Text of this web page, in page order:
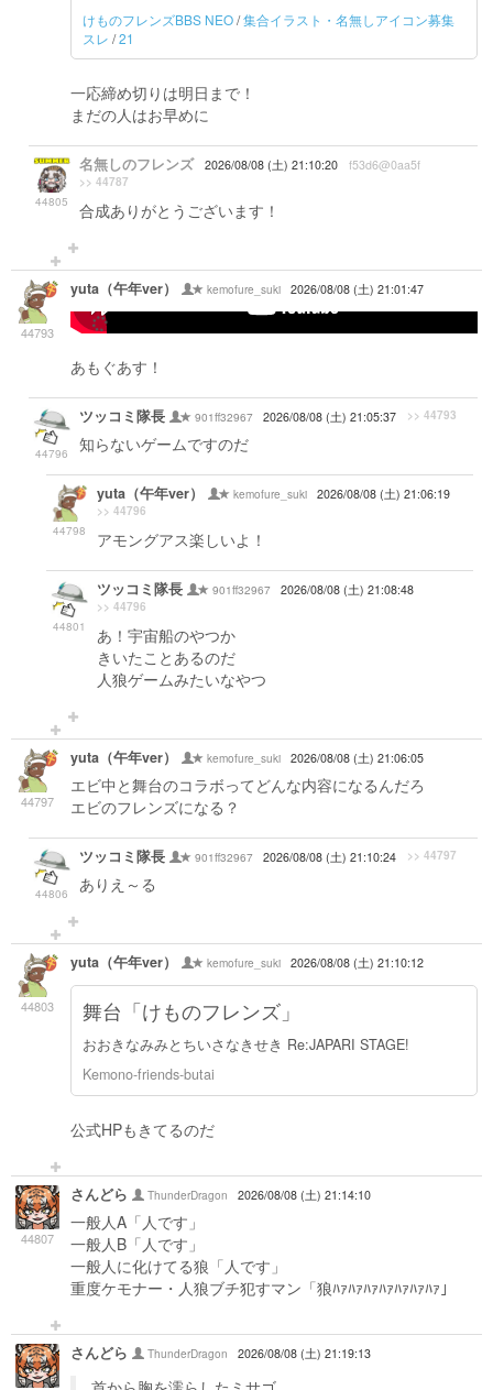
けものフレンズBBS NEO/集合イラスト・名無しアイコン募集
スレ /21
一応締め切りは明日まで！
まだの人はお早めに
44805
名無しのフレンズ 2026/08/08 (土) 21:10:20 f53d6@0aa5f
>> 44787
合成ありがとうございます！
44793
yuta（午年ver） kemofure_suki 2026/08/08 (土) 21:01:47
-->
あもぐあす！
44796
ツッコミ隊長 901ff32967 2026/08/08 (土) 21:05:37 >> 44793
知らないゲームですのだ
44798
yuta（午年ver） kemofure_suki 2026/08/08 (土) 21:06:19
>> 44796
アモングアス楽しいよ！
44801
ツッコミ隊長 901ff32967 2026/08/08 (土) 21:08:48
>> 44796
あ！宇宙船のやつか
きいたことあるのだ
人狼ゲームみたいなやつ
44797
yuta（午年ver） kemofure_suki 2026/08/08 (土) 21:06:05
エビ中と舞台のコラボってどんな内容になるんだろ
エビのフレンズになる？
44806
ツッコミ隊長 901ff32967 2026/08/08 (土) 21:10:24 >> 44797
ありえ～る
44803
yuta（午年ver） kemofure_suki 2026/08/08 (土) 21:10:12
舞台「けものフレンズ」
おおきなみみとちいさなきせき Re:JAPARI STAGE!
Kemono-friends-butai
公式HPもきてるのだ
44807
さんどら ThunderDragon 2026/08/08 (土) 21:14:10
一般人A「人です」
一般人B「人です」
一般人に化けてる狼「人です」
重度ケモナー・人狼ブチ犯すマン「狼ﾊｧﾊｧﾊｧﾊｧﾊｧﾊｧﾊｧ」
さんどら ThunderDragon 2026/08/08 (土) 21:19:13